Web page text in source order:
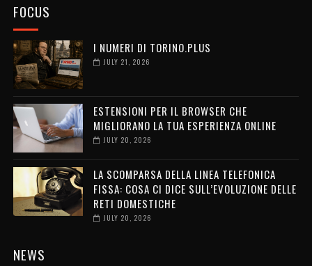
FOCUS
I NUMERI DI TORINO.PLUS
JULY 21, 2026
ESTENSIONI PER IL BROWSER CHE
MIGLIORANO LA TUA ESPERIENZA ONLINE
JULY 20, 2026
LA SCOMPARSA DELLA LINEA TELEFONICA
FISSA: COSA CI DICE SULL’EVOLUZIONE DELLE
RETI DOMESTICHE
JULY 20, 2026
NEWS